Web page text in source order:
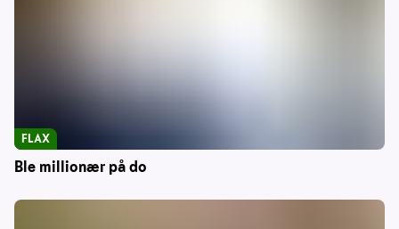
Ble millionær på do
FLAX